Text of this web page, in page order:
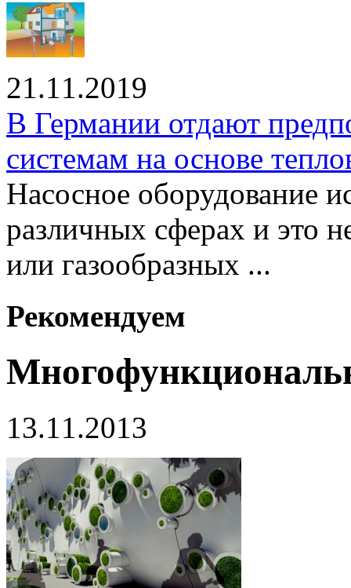
21.11.2019
В Германии отдают
системам на основе
Насосное оборудование
различных сферах и это
или газообразных ...
Рекомендуем
13.11.2013